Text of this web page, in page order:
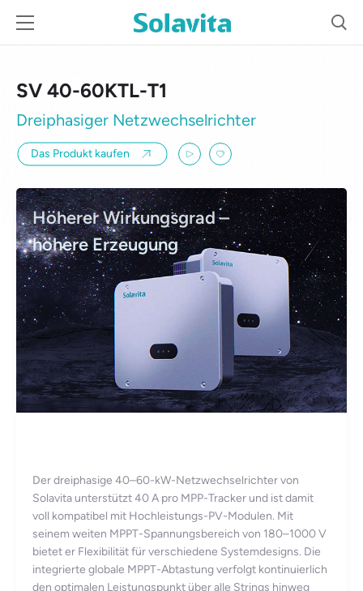
SV 40-60KTL-T1
Dreiphasiger Netzwechselrichter
Das Produkt kaufen
Höherer Wirkungsgrad –
höhere Erzeugung
Der dreiphasige 40–60-kW-Netzwechselrichter von
Solavita unterstützt 40 A pro MPP-Tracker und ist damit
voll kompatibel mit Hochleistungs-PV-Modulen. Mit
seinem weiten MPPT-Spannungsbereich von 180–1000 V
bietet er Flexibilität für verschiedene Systemdesigns. Die
integrierte globale MPPT-Abtastung verfolgt kontinuierlich
den optimalen Leistungspunkt über alle Strings hinweg